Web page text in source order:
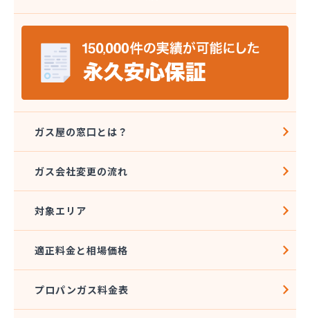
株式会社八代協同ガス配送センター
株式会社野田住宅産業
関本プロパン商店
岩崎プロパン
岩谷産業株式会社 エネルギー熊本支店
吉田屋商店
吉武産業株式会社
宮本利一プロパン店
橋口商店
玉名LPガス保安センター
玉名プロパン販売所
玉名団地プロパン株式会社
熊本ガス開発株式会社
熊本クミアイプロパン株式会社
ガス屋の窓口とは？
ガス会社変更の流れ
対象エリア
適正料金と相場価格
プロパンガス料金表